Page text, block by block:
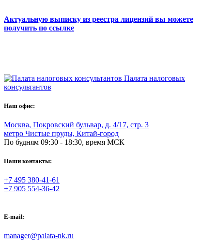
Актуальную выписку из реестра лицензий вы можете
получить по ссылке
Палата налоговых
консультантов
Наш офис:
Москва, Покровский бульвар, д. 4/17, стр. 3
метро Чистые пруды, Китай-город
По будням 09:30 - 18:30, время МСК
Наши контакты:
+7 495 380-41-61
+7 905 554-36-42
E-mail:
manager@palata-nk.ru